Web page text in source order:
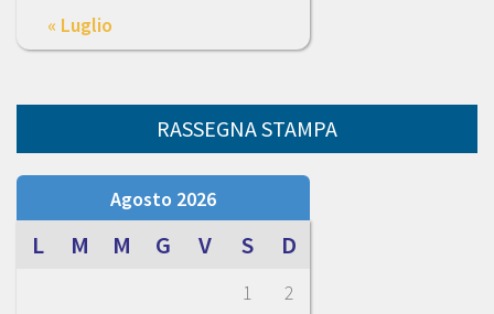
« Luglio
RASSEGNA STAMPA
Agosto 2026
L M M G V S D
1
2